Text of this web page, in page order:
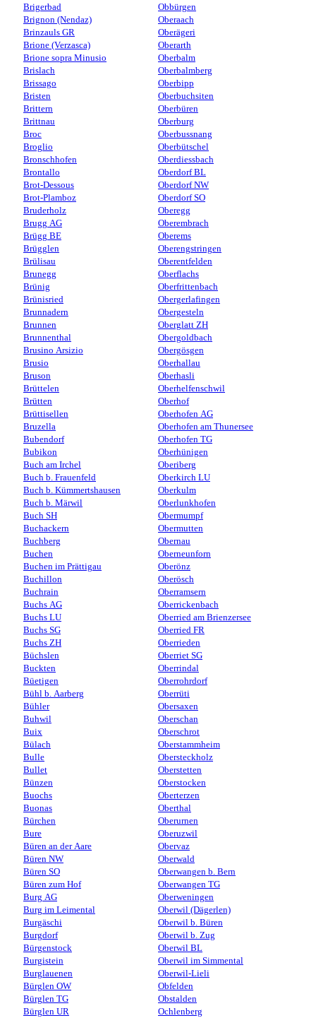
Brigerbad
Brignon (Nendaz)
Brinzauls GR
Brione (Verzasca)
Brione sopra Minusio
Brislach
Brissago
Bristen
Brittern
Brittnau
Broc
Broglio
Bronschhofen
Brontallo
Brot-Dessous
Brot-Plamboz
Bruderholz
Brugg AG
Brügg BE
Brügglen
Brülisau
Brunegg
Brünig
Brünisried
Brunnadern
Brunnen
Brunnenthal
Brusino Arsizio
Brusio
Bruson
Brüttelen
Brütten
Brüttisellen
Bruzella
Bubendorf
Bubikon
Buch am Irchel
Buch b. Frauenfeld
Buch b. Kümmertshausen
Buch b. Märwil
Buch SH
Buchackern
Buchberg
Buchen
Buchen im Prättigau
Buchillon
Buchrain
Buchs AG
Buchs LU
Buchs SG
Buchs ZH
Büchslen
Buckten
Büetigen
Bühl b. Aarberg
Bühler
Buhwil
Buix
Bülach
Bulle
Bullet
Bünzen
Buochs
Buonas
Bürchen
Bure
Büren an der Aare
Büren NW
Büren SO
Büren zum Hof
Burg AG
Burg im Leimental
Burgäschi
Burgdorf
Bürgenstock
Burgistein
Burglauenen
Bürglen OW
Bürglen TG
Bürglen UR
Obbürgen
Oberaach
Oberägeri
Oberarth
Oberbalm
Oberbalmberg
Oberbipp
Oberbuchsiten
Oberbüren
Oberburg
Oberbussnang
Oberbütschel
Oberdiessbach
Oberdorf BL
Oberdorf NW
Oberdorf SO
Oberegg
Oberembrach
Oberems
Oberengstringen
Oberentfelden
Oberflachs
Oberfrittenbach
Obergerlafingen
Obergesteln
Oberglatt ZH
Obergoldbach
Obergösgen
Oberhallau
Oberhasli
Oberhelfenschwil
Oberhof
Oberhofen AG
Oberhofen am Thunersee
Oberhofen TG
Oberhünigen
Oberiberg
Oberkirch LU
Oberkulm
Oberlunkhofen
Obermumpf
Obermutten
Obernau
Oberneunforn
Oberönz
Oberösch
Oberramsern
Oberrickenbach
Oberried am Brienzersee
Oberried FR
Oberrieden
Oberriet SG
Oberrindal
Oberrohrdorf
Oberrüti
Obersaxen
Oberschan
Oberschrot
Oberstammheim
Obersteckholz
Oberstetten
Oberstocken
Oberterzen
Oberthal
Oberurnen
Oberuzwil
Obervaz
Oberwald
Oberwangen b. Bern
Oberwangen TG
Oberweningen
Oberwil (Dägerlen)
Oberwil b. Büren
Oberwil b. Zug
Oberwil BL
Oberwil im Simmental
Oberwil-Lieli
Obfelden
Obstalden
Ochlenberg